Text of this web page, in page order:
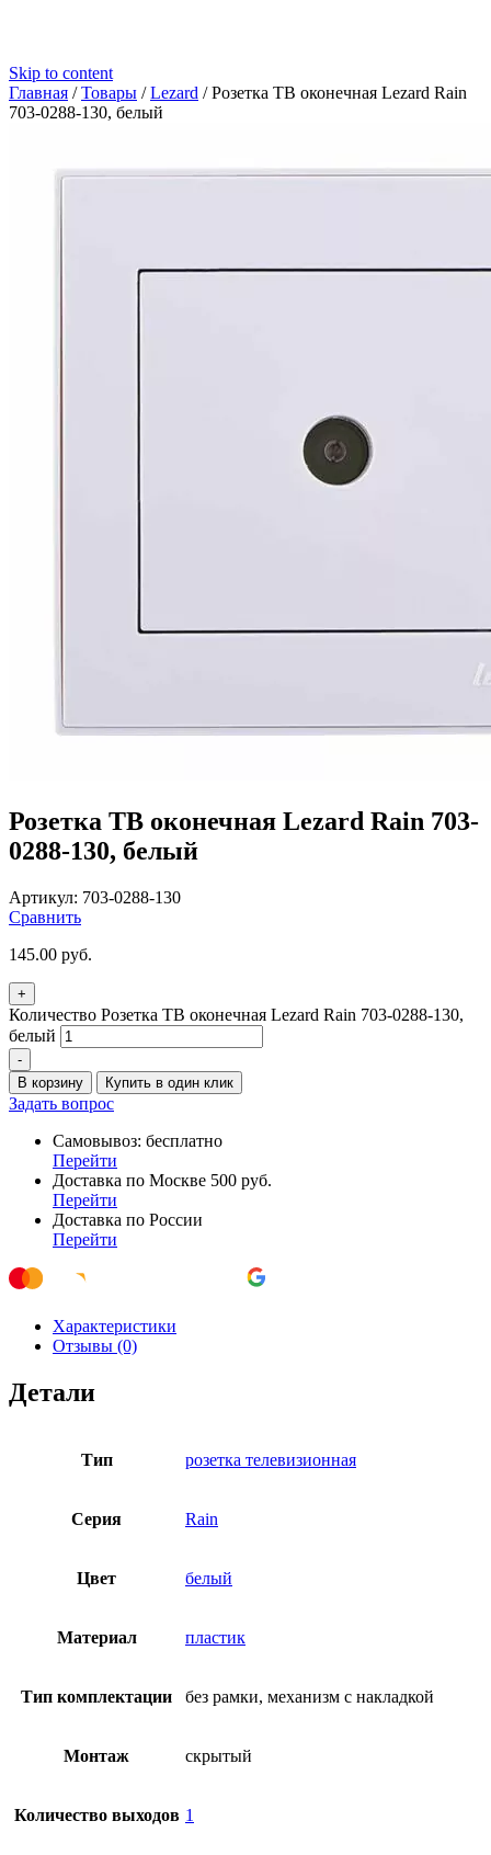
Skip to content
Главная /Товары /Lezard /Розетка ТВ оконечная Lezard Rain
703-0288-130, белый
Розетка ТВ оконечная Lezard Rain 703-
0288-130, белый
Артикул: 703-0288-130
Сравнить
145.00 руб.
+
Количество Розетка ТВ оконечная Lezard Rain 703-0288-130,
белый
-
В корзину
Купить в один клик
Задать вопрос
Самовывоз: бесплатно
Перейти
Доставка по Москве 500 руб.
Перейти
Доставка по России
Перейти
Характеристики
Отзывы (0)
Детали
Тип розетка телевизионная
Серия Rain
Цвет белый
Материал пластик
Тип комплектации без рамки, механизм с накладкой
Монтаж скрытый
Количество выходов 1